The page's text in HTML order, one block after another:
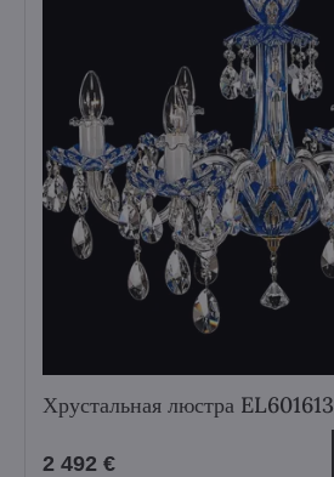
Хрустальная люстра EL601613
2 492 €